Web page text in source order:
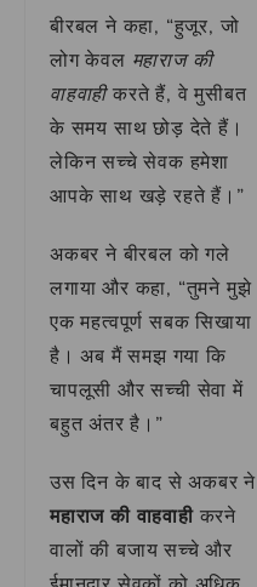
बीरबल ने कहा, “हुजूर, जो
लोग केवल महाराज की
वाहवाहीकरते हैं, वे मुसीबत
के समय साथ छोड़ देते हैं।
लेकिन सच्चे सेवक हमेशा
आपके साथ खड़े रहते हैं।”
अकबर ने बीरबल को गले
लगाया और कहा, “तुमने मुझे
एक महत्वपूर्ण सबक सिखाया
है। अब मैं समझ गया कि
चापलूसी और सच्ची सेवा में
बहुत अंतर है।”
उस दिन के बाद से अकबर ने
महाराज की वाहवाहीकरने
वालों की बजाय सच्चे और